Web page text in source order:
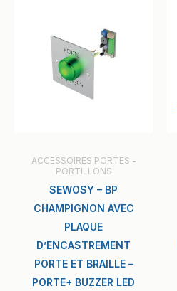
ACCESSOIRES PORTES -
PORTILLONS
SEWOSY – BP
CHAMPIGNON AVEC
PLAQUE
D’ENCASTREMENT
PORTE ET BRAILLE –
PORTE+ BUZZER LED